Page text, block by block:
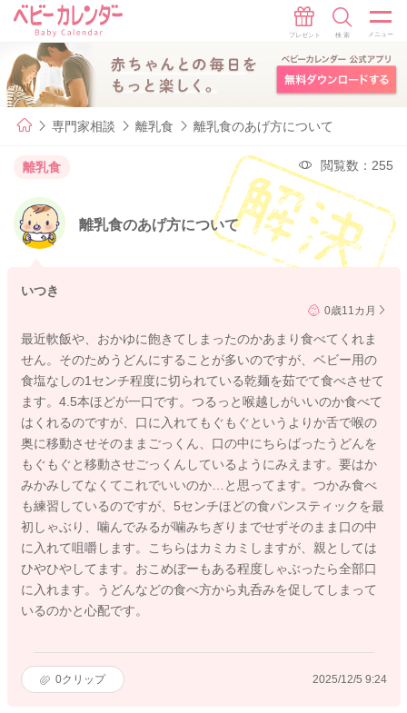
専門家相談 離乳食 離乳食のあげ方について
離乳食 閲覧数：255
離乳食のあげ方について
いつき
0歳11カ月
最近軟飯や、おかゆに飽きてしまったのかあまり食べてくれま
せん。そのためうどんにすることが多いのですが、ベビー用の
食塩なしの1センチ程度に切られている乾麺を茹でて食べさせて
ます。4.5本ほどが一口です。つるっと喉越しがいいのか食べて
はくれるのですが、口に入れてもぐもぐというよりか舌で喉の
奥に移動させそのままごっくん、口の中にちらばったうどんを
もぐもぐと移動させごっくんしているようにみえます。要はか
みかみしてなくてこれでいいのか…と思ってます。つかみ食べ
も練習しているのですが、5センチほどの食パンスティックを最
初しゃぶり、噛んでみるが噛みちぎりまでせずそのまま口の中
に入れて咀嚼します。こちらはカミカミしますが、親としては
ひやひやしてます。おこめぼーもある程度しゃぶったら全部口
に入れます。うどんなどの食べ方から丸呑みを促してしまって
いるのかと心配です。
0クリップ 2025/12/5 9:24